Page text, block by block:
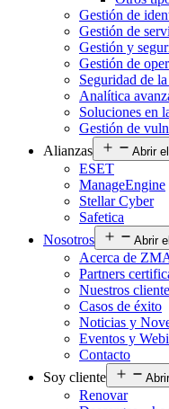
Gestión de
Gestión de
Gestión y
Gestión de
Seguridad de
Analítica
Soluciones en
Gestión de
Alianzas
Abrir
ESET
ManageEngine
Stellar Cyber
Safetica
Nosotros
Abrir
Acerca de
Partners
Nuestros
Casos de éxito
Noticias y
Eventos y
Contacto
Soy cliente
Renovar